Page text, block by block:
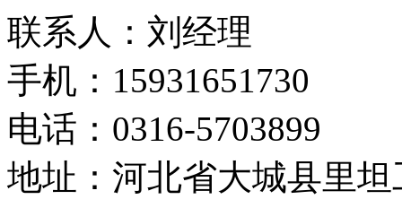
联系人：刘经理
手机：15931651730
电话：0316-5703899
地址：河北省大城县里坦